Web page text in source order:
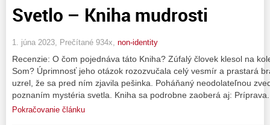
Svetlo – Kniha mudrosti
1. júna 2023, Prečítané 934x, non-identity
Recenzie: O čom pojednáva táto Kniha? Zúfalý človek klesol na
Som? Úprimnosť jeho otázok rozozvučala celý vesmír a prastará
uzrel, že sa pred ním zjavila pešinka. Poháňaný neodolateľnou
poznaním mystéria svetla. Kniha sa podrobne zaoberá aj:
Pokračovanie článku